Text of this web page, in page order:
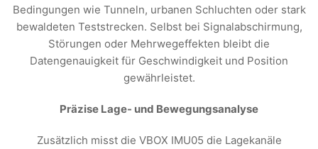
Bedingungen wie Tunneln, urbanen Schluchten oder stark
bewaldeten Teststrecken. Selbst bei Signalabschirmung,
Störungen oder Mehrwegeffekten bleibt die
Datengenauigkeit für Geschwindigkeit und Position
gewährleistet.
Präzise Lage- und Bewegungsanalyse
Zusätzlich misst die VBOX IMU05 die Lagekanäle